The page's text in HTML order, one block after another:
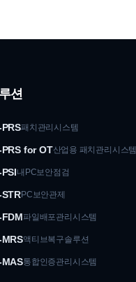
션
패치관리시스템
PRS for OT산업용 패치관리시스템
내PC보안점검
PC보안관제
파일배포관리시스템
액티브복구솔루션
MAS통합인증관리시스템